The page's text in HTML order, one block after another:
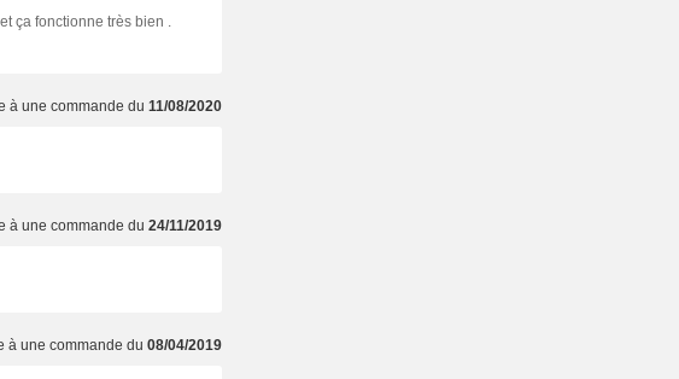
ça fonctionne très bien .
à une commande du11/08/2020
à une commande du24/11/2019
à une commande du08/04/2019